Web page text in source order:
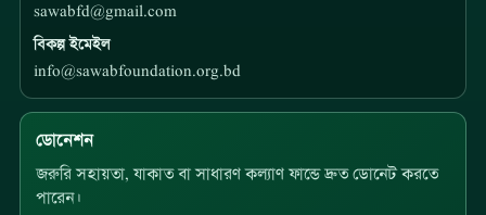
sawabfd@gmail.com
বিকল্প ইমেইল
info@sawabfoundation.org.bd
ডোনেশন
জরুরি সহায়তা, যাকাত বা সাধারণ কল্যাণ ফান্ডে দ্রুত ডোনেট করতে
পারেন।